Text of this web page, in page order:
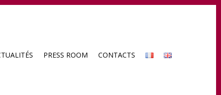
PRESS ROOM CONTACTS